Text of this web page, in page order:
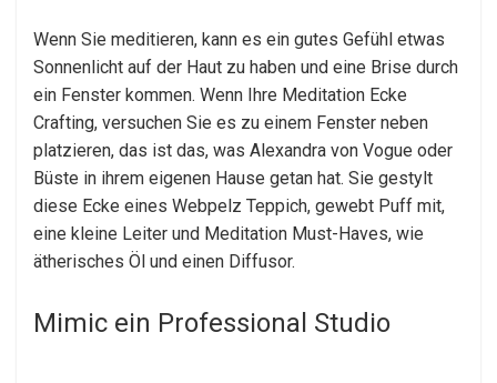
Wenn Sie meditieren, kann es ein gutes Gefühl etwas
Sonnenlicht auf der Haut zu haben und eine Brise durch
ein Fenster kommen. Wenn Ihre Meditation Ecke
Crafting, versuchen Sie es zu einem Fenster neben
platzieren, das ist das, was Alexandra von Vogue oder
Büste in ihrem eigenen Hause getan hat. Sie gestylt
diese Ecke eines Webpelz Teppich, gewebt Puff mit,
eine kleine Leiter und Meditation Must-Haves, wie
ätherisches Öl und einen Diffusor.
Mimic ein Professional Studio